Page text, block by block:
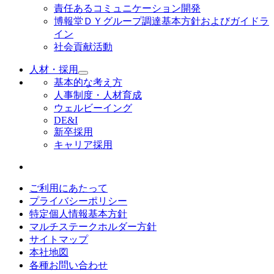
責任あるコミュニケーション開発
博報堂ＤＹグループ調達基本方針およびガイドラ
イン
社会貢献活動
人材・採用
基本的な考え方
人事制度・人材育成
ウェルビーイング
DE&I
新卒採用
キャリア採用
ご利用にあたって
プライバシーポリシー
特定個人情報基本方針
マルチステークホルダー方針
サイトマップ
本社地図
各種お問い合わせ